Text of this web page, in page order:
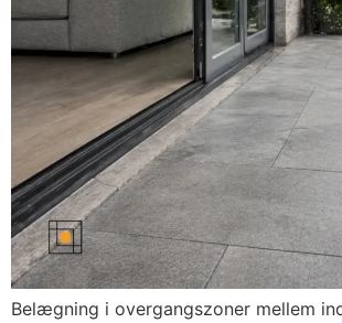
Belægning i overgangszoner mellem